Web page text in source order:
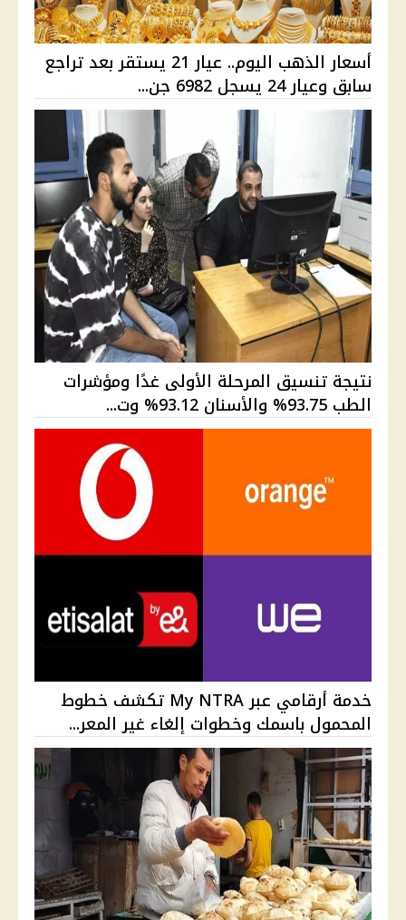
أسعار الذهب اليوم.. عيار 21 يستقر بعد تراجع
سابق وعيار 24 يسجل 6982 جن...
نتيجة تنسيق المرحلة الأولى غدًا ومؤشرات
الطب 93.75% والأسنان 93.12% وت...
خدمة أرقامي عبر My NTRA تكشف خطوط
المحمول باسمك وخطوات إلغاء غير المعر...